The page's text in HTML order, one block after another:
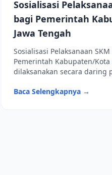
Sosialisasi
bagi Pemerintah
Jawa Tengah
Sosialisasi Pelaksanaan
Pemerintah Kabupaten/Kota
dilaksanakan secara daring
Baca Selengkapnya →